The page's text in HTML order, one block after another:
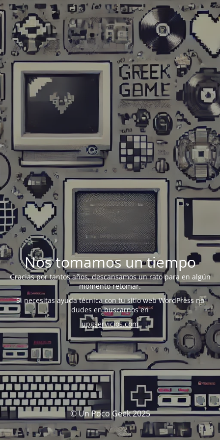
Nos tomamos un tiempo
Gracias por tantos años, descansamos un rato para en algún
momento retomar.
Si necesitas ayuda técnica con tu sitio web WordPress no
dudes en buscarnos en
upgservicios.com
© Un Poco Geek 2025